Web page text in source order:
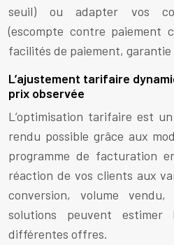
seuil) ou adapter vos
(escompte contre paiement
facilités de paiement,
L’ajustement tarifaire
prix observée
L’optimisation tarifaire est
rendu possible grâce aux
programme de facturation
réaction de vos clients aux
conversion, volume
solutions peuvent estimer
différentes offres.